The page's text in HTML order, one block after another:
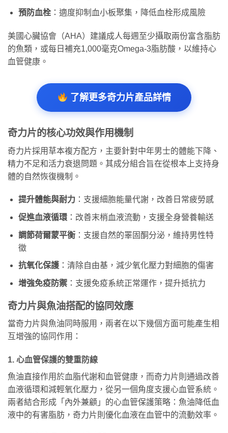
預防血栓：適度抑制血小板聚集，降低血栓形成風險
美國心臟協會（AHA）建議成人每週至少攝取兩份富含脂肪
的魚類，或每日補充1,000毫克Omega-3脂肪酸，以維持心
血管健康。
了解更多奇力片產品詳情
奇力片的核心功效與作用機制
奇力片採用草本複方配方，主要針對中年男士的體能下降、
精力不足和活力衰退問題。其成分組合旨在從根本上支持身
體的自然恢復機制。
提升體能與耐力：支援細胞能量代謝，改善日常疲勞感
促進血液循環：改善末梢血液流動，支援全身營養輸送
調節荷爾蒙平衡：支援自然的睪固酮分泌，維持男性特
徵
抗氧化保護：清除自由基，減少氧化壓力對細胞的傷害
增強免疫防禦：支援免疫系統正常運作，提升抵抗力
奇力片與魚油搭配的協同效應
當奇力片與魚油同時服用，兩者在以下幾個方面可能產生相
互增強的協同作用：
1. 心血管保護的雙重防線
魚油直接作用於血脂代謝和血管健康，而奇力片則通過改善
血液循環和減輕氧化壓力，從另一個角度支援心血管系統。
兩者結合形成「內外兼顧」的心血管保護策略：魚油降低血
液中的有害脂肪，奇力片則優化血液在血管中的流動效率。